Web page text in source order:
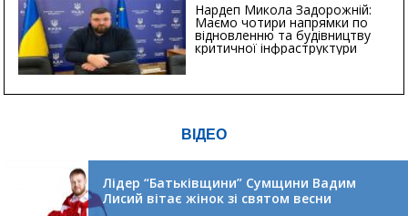
Нардеп Микола Задорожній:
Маємо чотири напрямки по
відновленню та будівництву
критичної інфраструктури
ВІДЕО
Лідер “Батьківщини” Сумщини Вадим
Лисий вітає жінок зі святом весни